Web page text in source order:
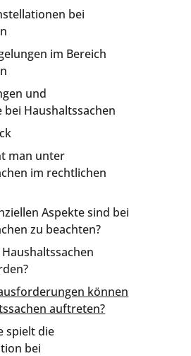
bei
im Bereich
und
bei Haushaltssachen
man unter
im rechtlichen
Aspekte sind bei
zu beachten?
können
auftreten?
spielt die
bei